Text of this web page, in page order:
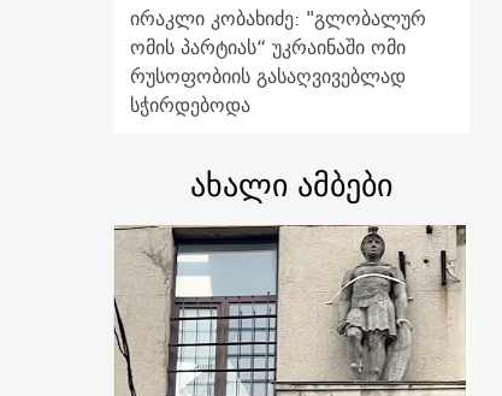
ირაკლი კობახიძე: "გლობალურ
ომის პარტიას“ უკრაინაში ომი
რუსოფობიის გასაღვივებლად
სჭირდებოდა
ახალი ამბები